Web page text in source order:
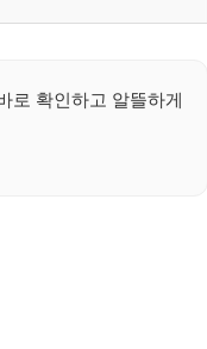
로 확인하고 알뜰하게